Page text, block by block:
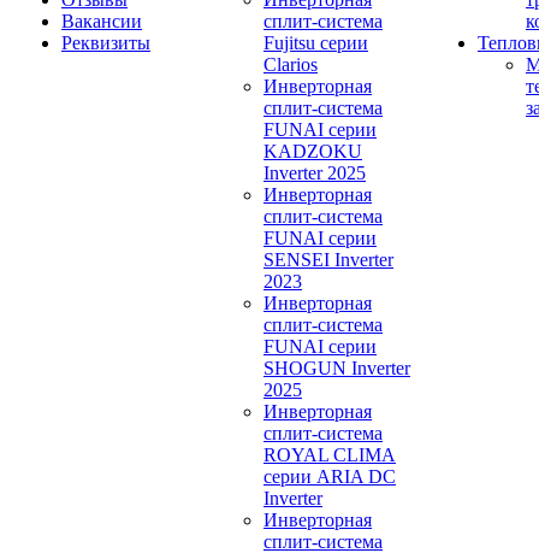
Вакансии
Реквизиты
сплит-система
Fujitsu серии
Clarios
Инверторная
сплит-система
FUNAI серии
KADZOKU
Inverter 2025
Инверторная
сплит-система
FUNAI серии
SENSEI Inverter
2023
Инверторная
сплит-система
FUNAI серии
SHOGUN Inverter
2025
Инверторная
сплит-система
ROYAL CLIMA
серии ARIA DC
Inverter
Инверторная
сплит-система